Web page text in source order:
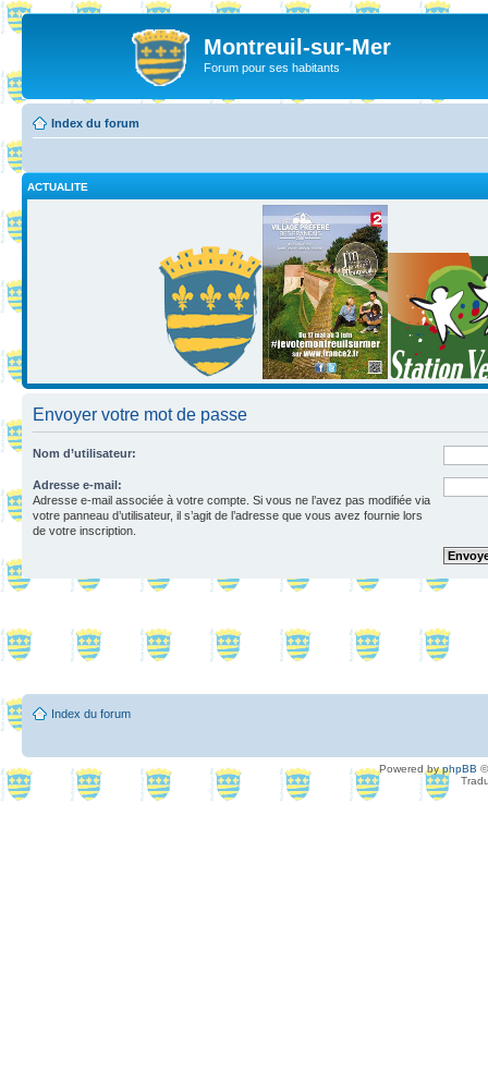
Montreuil-sur-Mer
Forum pour ses habitants
Index du forum
ACTUALITE
Envoyer votre mot de passe
Nom d’utilisateur:
Adresse e-mail:
Adresse e-mail associée à votre compte. Si vous ne l’avez pas modifiée via
votre panneau d’utilisateur, il s’agit de l’adresse que vous avez fournie lors
de votre inscription.
Index du forum
Powered byphpBB